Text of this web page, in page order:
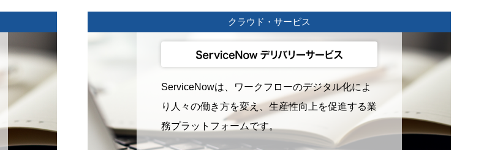
クラウド・サービス
ServiceNowは、ワークフローのデジタル化によ
り人々の働き方を変え、生産性向上を促進する業
務プラットフォームです。